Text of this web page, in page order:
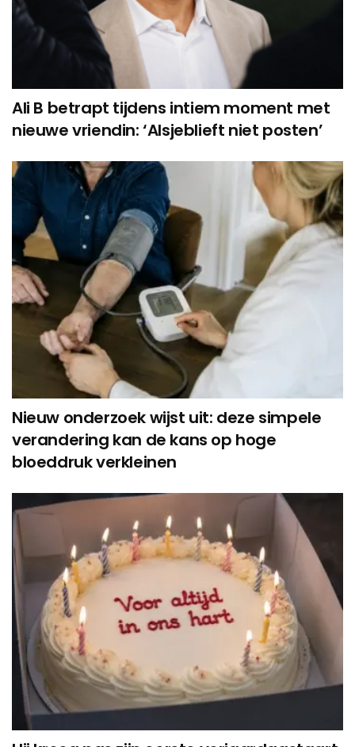
Ali B betrapt tijdens intiem moment met
nieuwe vriendin: ‘Alsjeblieft niet posten’
Nieuw onderzoek wijst uit: deze simpele
verandering kan de kans op hoge
bloeddruk verkleinen